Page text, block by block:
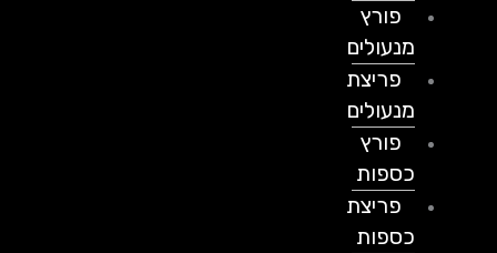
פורץ
מנעולים
פריצת
מנעולים
פורץ
כספות
פריצת
כספות